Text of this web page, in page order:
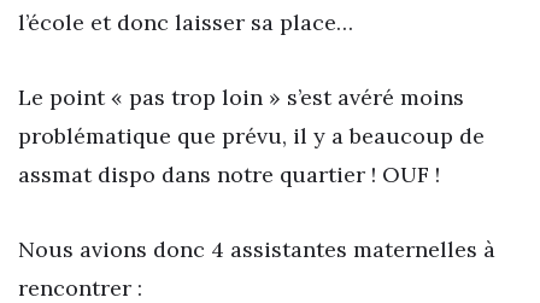
l’école et donc laisser sa place…
Le point « pas trop loin » s’est avéré moins
problématique que prévu, il y a beaucoup de
assmat dispo dans notre quartier ! OUF !
Nous avions donc 4 assistantes maternelles à
rencontrer :